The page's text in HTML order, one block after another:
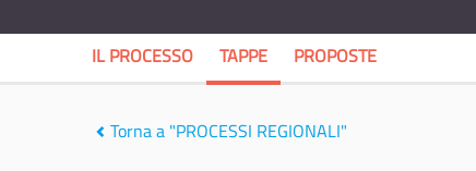
IL PROCESSO TAPPE PROPOSTE
Torna a "PROCESSI REGIONALI"